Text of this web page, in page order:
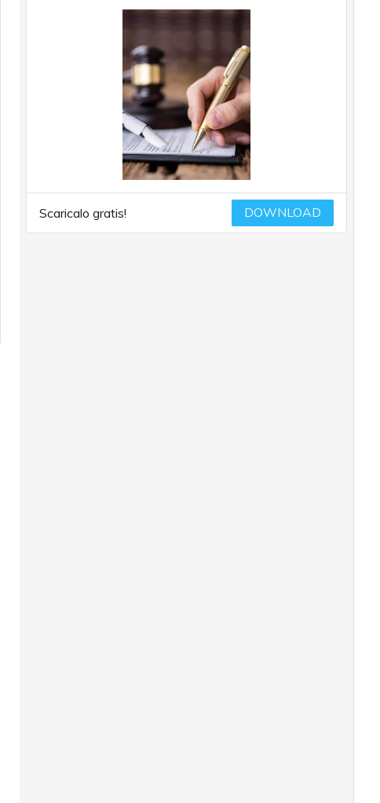
Scaricalo gratis! DOWNLOAD